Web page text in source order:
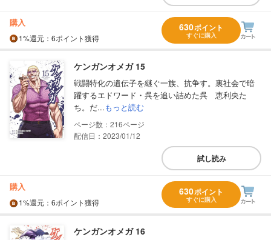
購入
1%還元 ：6ポイント獲得
630ポイント
すぐに購入
ケンガンオメガ 15
戦闘特化の遺伝子を継ぐ一族、抗争す。裏社会で暗
躍するエドワード・呉を追い詰めた呉 恵利央た
ち。だ...もっと読む
216
配信日：2023/01/12
試し読み
購入
1%還元 ：6ポイント獲得
630ポイント
すぐに購入
ケンガンオメガ 16